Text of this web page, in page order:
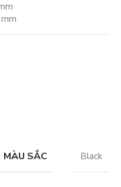
MÀU SẮC Black